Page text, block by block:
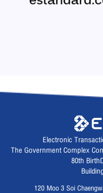
Electronic
The Government Complex
80th
120 Moo 3 Soi